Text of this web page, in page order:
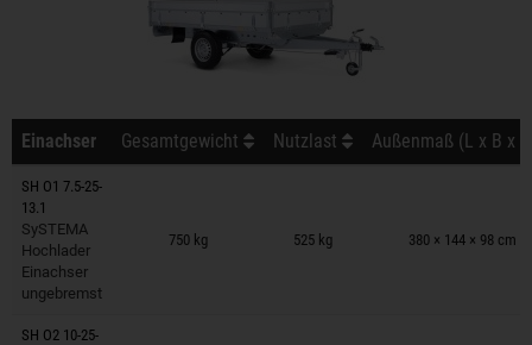
Einachser Gesamtgewicht Nutzlast Außenmaß (L x B x
SH O1 7.5-25-
13.1
SySTEMA
Hochlader
Einachser
ungebremst
750 kg 525 kg 380 × 144 × 98 cm
Anhänger auf Merkzettel
SH O2 10-25-